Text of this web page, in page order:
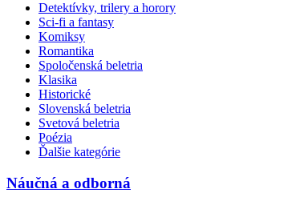
Detektívky, trilery a horory
Sci-fi a fantasy
Komiksy
Romantika
Spoločenská beletria
Klasika
Historické
Slovenská beletria
Svetová beletria
Poézia
Ďalšie kategórie
Náučná a odborná